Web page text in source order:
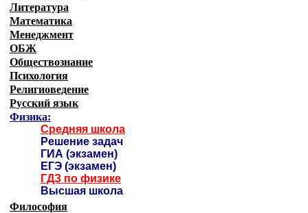
Литература
Математика
Менеджмент
ОБЖ
Обществознание
Психология
Религиоведение
Русский язык
Физика:
Средняя школа
Решение задач
ГИА (экзамен)
ЕГЭ (экзамен)
ГДЗ по физике
Высшая школа
Философия